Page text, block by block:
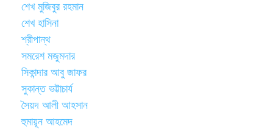
শেখ মুজিবুর রহমান
শেখ হাসিনা
শ্রীপান্থ
সমরেশ মজুমদার
সিকান্দার আবু জাফর
সুকান্ত ভট্টাচার্য
সৈয়দ আলী আহসান
হুমায়ূন আহমেদ